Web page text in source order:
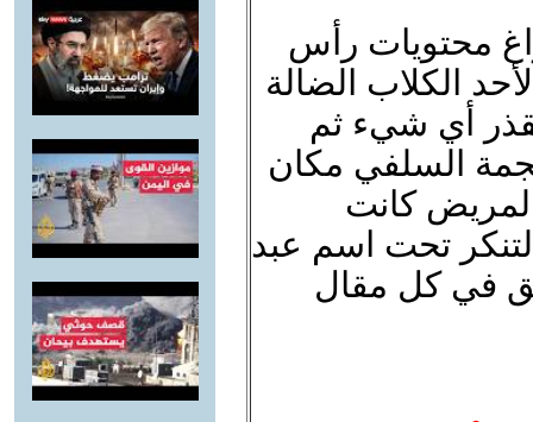
محتويات رأس
الكلاب الضالة
أي شيء ثم
السلفي مكان
كانت
تحت اسم عبد
في كل مقال